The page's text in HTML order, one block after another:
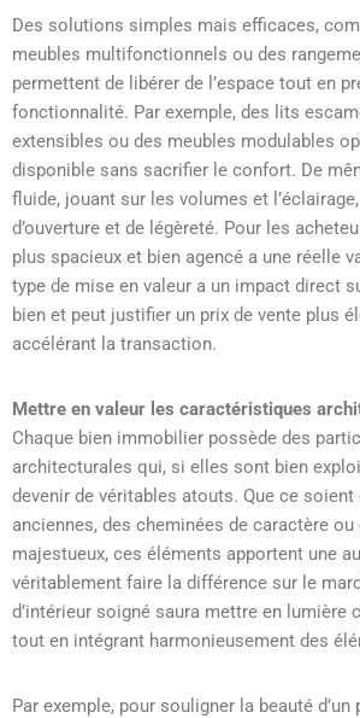
Des solutions simples mais efficaces,
meubles multifonctionnels ou des
permettent de libérer de l’espace tout en
fonctionnalité. Par exemple, des lits
extensibles ou des meubles modulables
disponible sans sacrifier le confort. De
fluide, jouant sur les volumes et
d’ouverture et de légèreté. Pour les
plus spacieux et bien agencé a une réelle
type de mise en valeur a un impact direct
bien et peut justifier un prix de vente plus
accélérant la transaction.
Mettre en valeur les caractéristiques
Chaque bien immobilier possède des
architecturales qui, si elles sont bien
devenir de véritables atouts. Que ce soient
anciennes, des cheminées de caractère
majestueux, ces éléments apportent une
véritablement faire la différence sur le
d’intérieur soigné saura mettre en lumière
tout en intégrant harmonieusement des
Par exemple, pour souligner la beauté d’un